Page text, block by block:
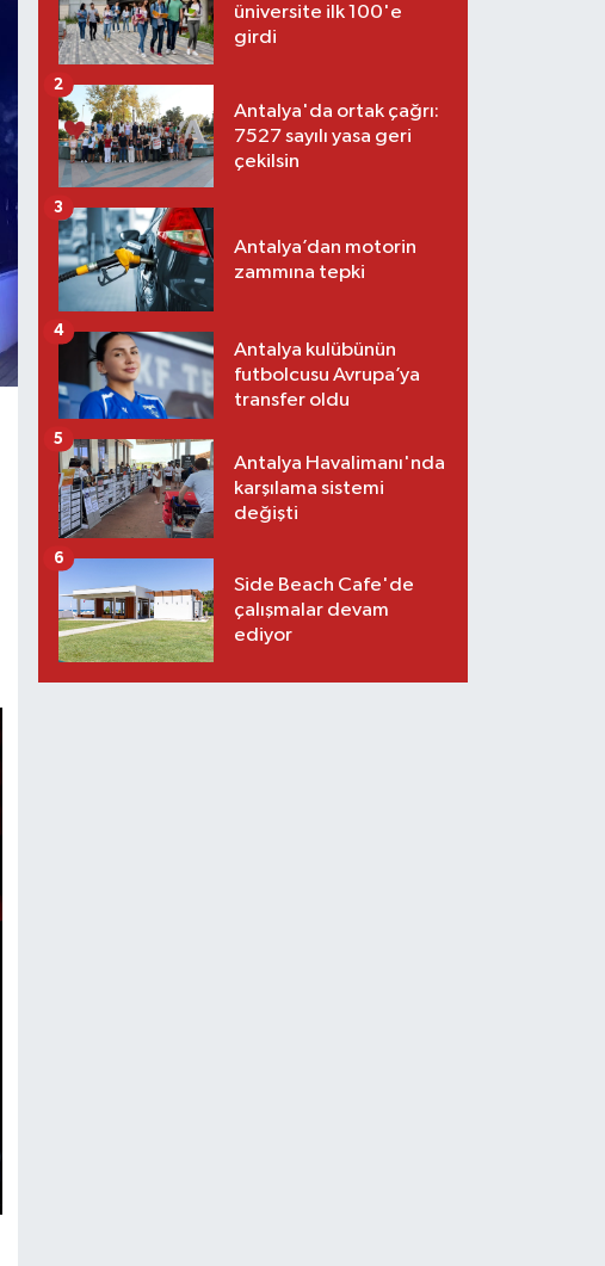
üniversite ilk 100'e
girdi
Antalya'da ortak çağrı:
7527 sayılı yasa geri
çekilsin
2
Antalya’dan motorin
zammına tepki
3
Antalya kulübünün
futbolcusu Avrupa’ya
transfer oldu
4
Antalya Havalimanı'nda
karşılama sistemi
değişti
5
Side Beach Cafe'de
çalışmalar devam
ediyor
6